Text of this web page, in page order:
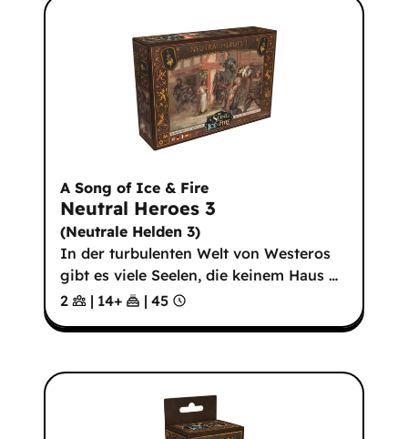
A Song of Ice & Fire
Neutral Heroes 3
(Neutrale Helden 3)
In der turbulenten Welt von Westeros
gibt es viele Seelen, die keinem Haus …
2
| 14+ | 45